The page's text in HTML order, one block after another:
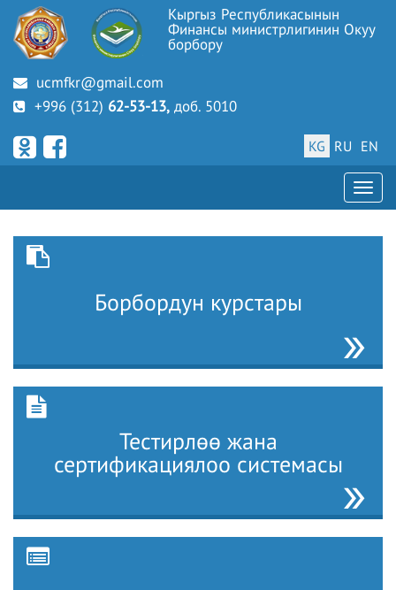
Кыргыз Республикасынын
Финансы министрлигинин Окуу
борбору
ucmfkr@gmail.com
+996 (312) 62-53-13, доб. 5010
EN
RU
KG
Борбордун курстары
Тестирлөө жана
сертификациялоо системасы